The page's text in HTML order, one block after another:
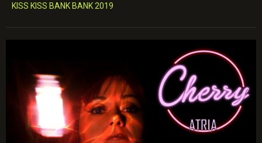
KISS KISS BANK BANK 2019